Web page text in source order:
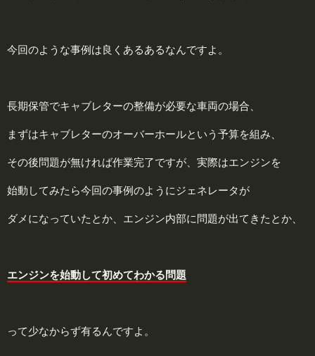
今回のような事例は良くあるあるなんですよ。
長期保管でキャブレターの整備が必要な車両の場合、
まずはキャブレターのオーバーホールという予算を組み、
その後問題が無ければ作業完了ですが、実際はエンジンを
始動してみたら今回の事例のようにジェネレータが
ダメになっていたとか、エンジン内部に問題が出てきたとか、
エンジンを始動して初めてわかる問題
って少なからず有るんですよ。